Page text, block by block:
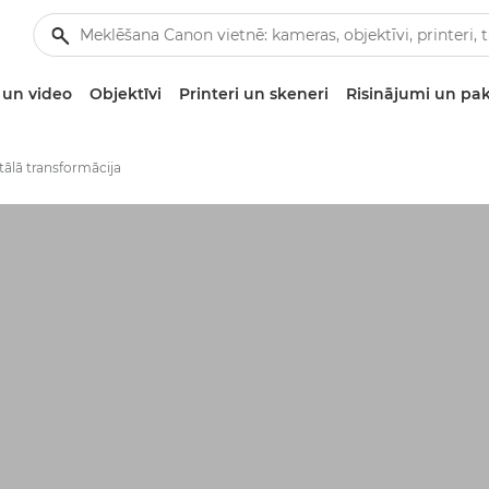
video Objektīvi Printeri un skeneri Risinājumi un
transformācija